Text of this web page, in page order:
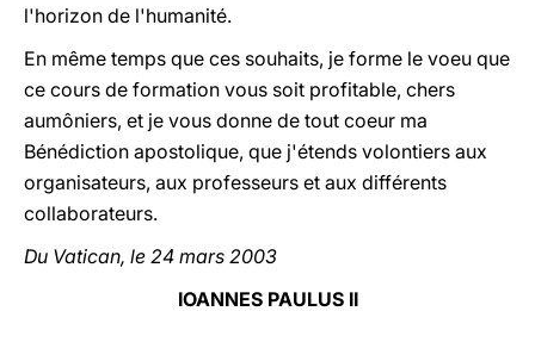
l'horizon de l'humanité.
En même temps que ces souhaits, je forme le voeu que
ce cours de formation vous soit profitable, chers
aumôniers, et je vous donne de tout coeur ma
Bénédiction apostolique, que j'étends volontiers aux
organisateurs, aux professeurs et aux différents
collaborateurs.
Du Vatican, le 24 mars 2003
IOANNES PAULUS II